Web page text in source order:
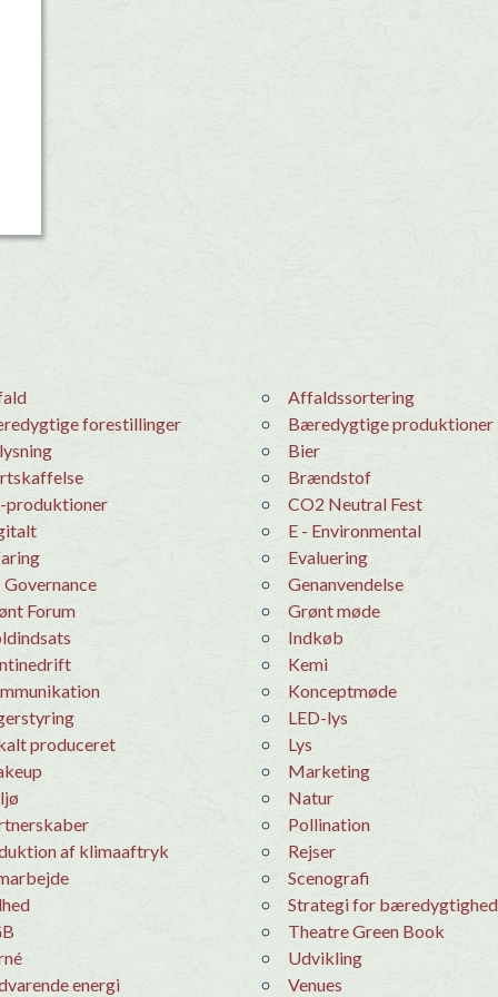
Affaldssortering
forestillinger
Bæredygtige produktioner
Bier
Brændstof
produktioner
CO2 Neutral Fest
E - Environmental
evaluering
- Governance
Genanvendelse
Forum
grønt møde
Indkøb
kemi
konceptmøde
LED-lys
produceret
Lys
Marketing
Natur
Pollination
af klimaaftryk
Rejser
Scenografi
Strategi for bæredygtighed
Theatre Green Book
udvikling
energi
venues